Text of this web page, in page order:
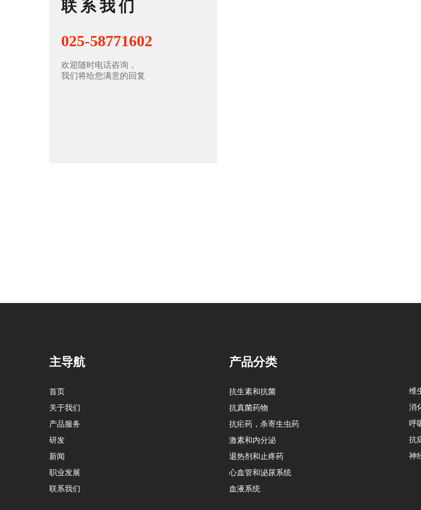
联系我们
025-58771602
欢迎随时电话咨询，
我们将给您满意的回复
主导航
首页
关于我们
产品服务
研发
新闻
职业发展
联系我们
产品分类
抗生素和抗菌
抗真菌药物
抗疟药，杀寄生虫药
激素和内分泌
退热剂和止疼药
心血管和泌尿系统
血液系统
维
消
呼
抗
神